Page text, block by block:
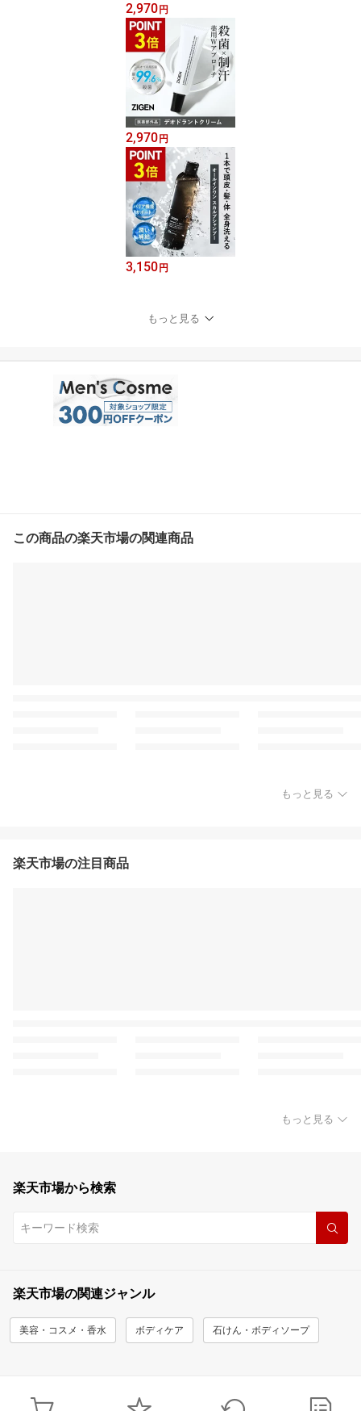
2,970 円
2,970 円
3,150 円
もっと見る
この商品の楽天市場の関連商品
もっと見る
楽天市場の注目商品
もっと見る
楽天市場から検索
楽天市場の関連ジャンル
美容・コスメ・香水 ボディケア 石けん・ボディソープ